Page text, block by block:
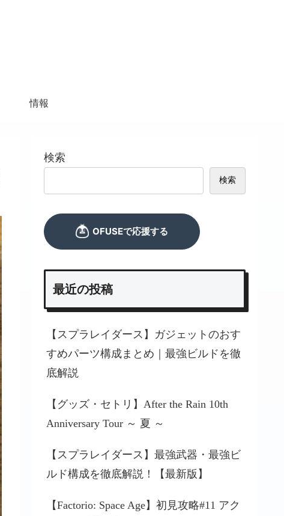
情報
検索
検索
最近の投稿
【スプラレイダース】ガジェットのおす
すめパーツ構成まとめ｜最強ビルドを徹
底解説
【グッズ・セトリ】After the Rain 10th
Anniversary Tour ～ 夏 ～
【スプラレイダース】最強武器・最強ビ
ルド構成を徹底解説！【最新版】
【Factorio: Space Age】初見攻略#11 アク